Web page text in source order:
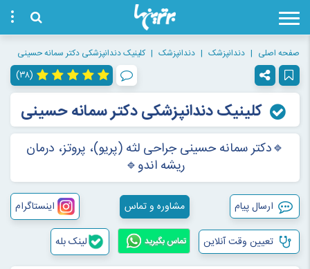
صفحه اصلی دندانپزشک دندانپزشک کلینیک دندانپزشکی دکتر سمانه حسینی
(۳۸)
کلینیک دندانپزشکی دکتر سمانه حسینی
🔹دکتر سمانه حسینی جراحی لثه (پریو)، پروتز، درمان
ریشه اندو🔹
ارسال پیام مشاوره و تماس اینستاگرام
تعیین وقت آنلاین تماس بگیرید لینک بله